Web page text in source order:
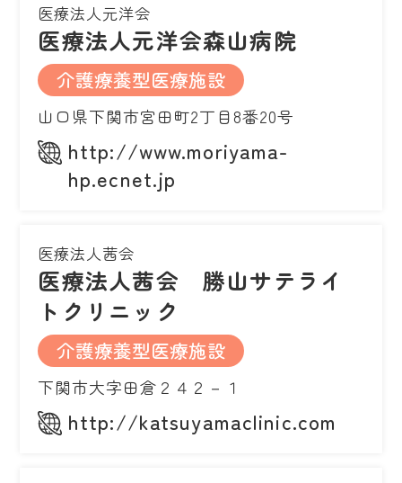
医療法人元洋会
医療法人元洋会森山病院
介護療養型医療施設
山口県下関市宮田町2丁目8番20号
http://www.moriyama-
hp.ecnet.jp
医療法人茜会
医療法人茜会 勝山サテライ
トクリニック
介護療養型医療施設
下関市大字田倉２４２－１
http://katsuyamaclinic.com